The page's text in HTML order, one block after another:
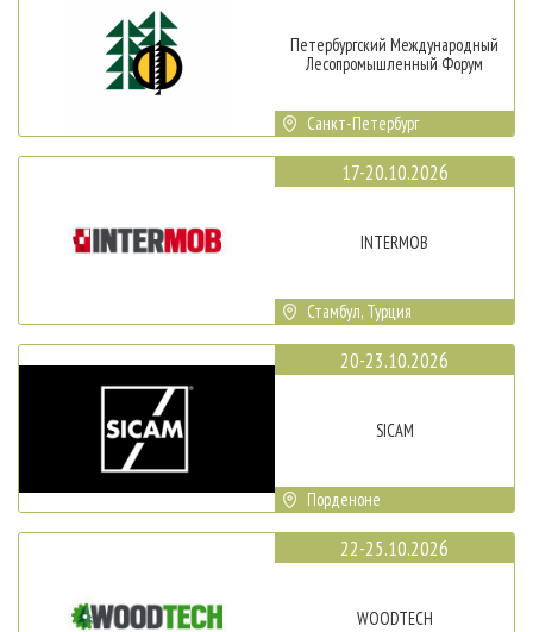
Петербургский Международный
Лесопромышленный Форум
Санкт-Петербург
17-20.10.2026
INTERMOB
Стамбул, Турция
20-23.10.2026
SICAM
Порденоне
22-25.10.2026
WOODTECH